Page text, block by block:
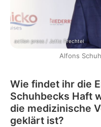
action press / Jutta Prechtel
Alfons
Wie findet ihr die
Schuhbecks Haft
die medizinische
geklärt ist?